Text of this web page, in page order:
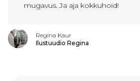
mugavus. Ja aja kokkuhoid!
Regina Kaur
Ilustuudio Regina